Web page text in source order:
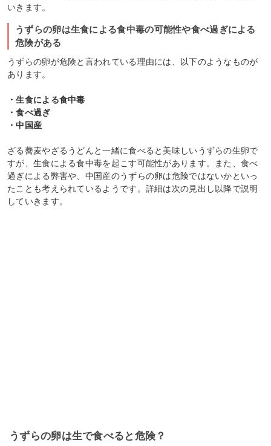
いきます。
うずらの卵は生食による食中毒の可能性や食べ過ぎによる
危険がある
うずらの卵が危険と言われている理由には、以下のようなものが
あります。
・生食による食中毒
・食べ過ぎ
・中国産
ざる蕎麦やざるうどんと一緒に食べると美味しいうずらの生卵で
すが、生食による食中毒を起こす可能性があります。また、食べ
過ぎによる弊害や、中国産のうずらの卵は危険ではないかといっ
たことも考えられているようです。詳細は次の見出し以降で説明
していきます。
うずらの卵は生で食べると危険？